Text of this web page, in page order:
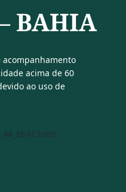
BAHIA
acima de 60
ao uso de